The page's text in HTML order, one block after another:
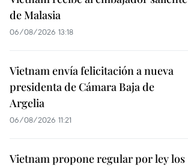
de Malasia
06/08/2026 13:18
Vietnam envía felicitación a nueva
presidenta de Cámara Baja de
Argelia
06/08/2026 11:21
Vietnam propone regular por ley los